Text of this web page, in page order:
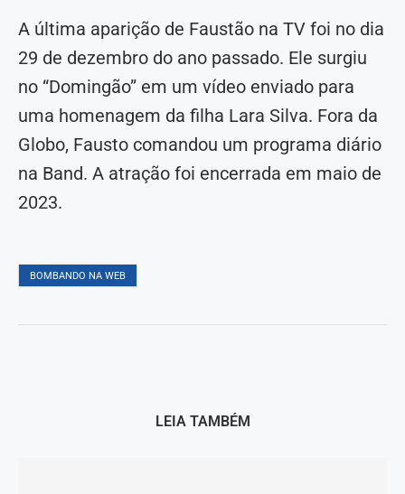
A última aparição de Faustão na TV foi no dia
29 de dezembro do ano passado. Ele surgiu
no “Domingão” em um vídeo enviado para
uma homenagem da filha Lara Silva. Fora da
Globo, Fausto comandou um programa diário
na Band. A atração foi encerrada em maio de
2023.
BOMBANDO NA WEB
LEIA TAMBÉM